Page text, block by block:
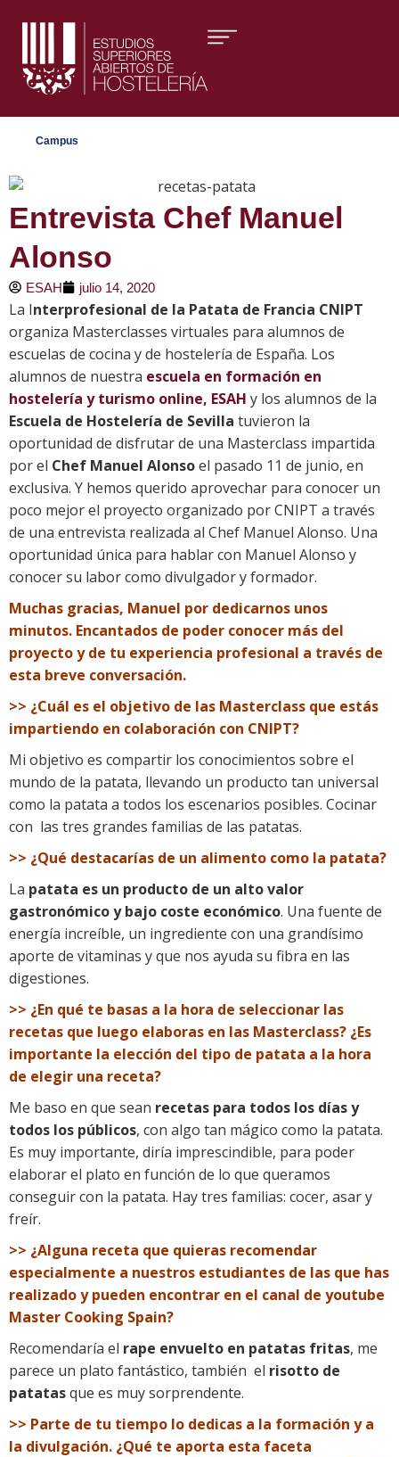
Campus
Entrevista Chef Manuel
Alonso
ESAH julio 14, 2020
La Interprofesional de la Patata de Francia CNIPT
organiza Masterclasses virtuales para alumnos de
escuelas de cocina y de hostelería de España. Los
alumnos de nuestra escuela en formación en
hostelería y turismo online, ESAH y los alumnos de la
Escuela de Hostelería de Sevilla tuvieron la
oportunidad de disfrutar de una Masterclass impartida
por el Chef Manuel Alonsoel pasado 11 de junio, en
exclusiva. Y hemos querido aprovechar para conocer un
poco mejor el proyecto organizado por CNIPT a través
de una entrevista realizada al Chef Manuel Alonso. Una
oportunidad única para hablar con Manuel Alonso y
conocer su labor como divulgador y formador.
Muchas gracias, Manuel por dedicarnos unos
minutos. Encantados de poder conocer más del
proyecto y de tu experiencia profesional a través de
esta breve conversación.
>> ¿Cuál es el objetivo de las Masterclass que estás
impartiendo en colaboración con CNIPT?
Mi objetivo es compartir los conocimientos sobre el
mundo de la patata, llevando un producto tan universal
como la patata a todos los escenarios posibles. Cocinar
con las tres grandes familias de las patatas.
>> ¿Qué destacarías de un alimento como la patata?
La patata es un producto de un alto valor
gastronómico y bajo coste económico. Una fuente de
energía increíble, un ingrediente con una grandísimo
aporte de vitaminas y que nos ayuda su fibra en las
digestiones.
>> ¿En qué te basas a la hora de seleccionar las
recetas que luego elaboras en las Masterclass? ¿Es
importante la elección del tipo de patata a la hora
de elegir una receta?
Me baso en que sean recetas para todos los días y
todos los públicos, con algo tan mágico como la patata.
Es muy importante, diría imprescindible, para poder
elaborar el plato en función de lo que queramos
conseguir con la patata. Hay tres familias: cocer, asar y
freír.
>> ¿Alguna receta que quieras recomendar
especialmente a nuestros estudiantes de las que has
realizado y pueden encontrar en el canal de youtube
Master Cooking Spain?
Recomendaría el rape envuelto en patatas fritas, me
parece un plato fantástico, también el risotto de
patatasque es muy sorprendente.
>> Parte de tu tiempo lo dedicas a la formación y a
la divulgación. ¿Qué te aporta esta faceta